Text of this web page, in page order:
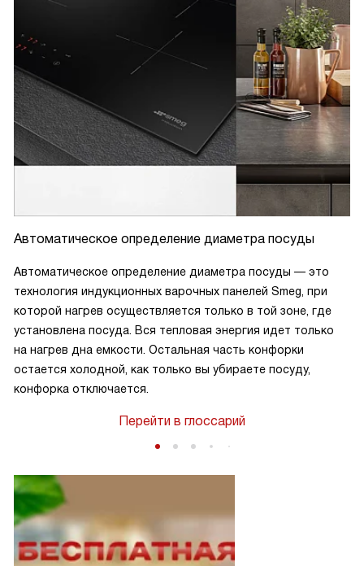
Автоматическое определение диаметра посуды
Автоматическое определение диаметра посуды — это
технология индукционных варочных панелей Smeg, при
которой нагрев осуществляется только в той зоне, где
установлена посуда. Вся тепловая энергия идет только
на нагрев дна емкости. Остальная часть конфорки
остается холодной, как только вы убираете посуду,
конфорка отключается.
Перейти в глоссарий